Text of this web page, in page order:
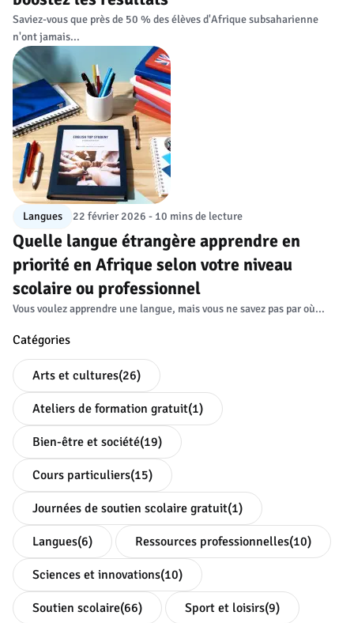
Saviez-vous que près de 50 % des élèves d'Afrique subsaharienne
n'ont jamais...
Langues 22 février 2026 - 10 mins de lecture
Quelle langue étrangère apprendre en
priorité en Afrique selon votre niveau
scolaire ou professionnel
Vous voulez apprendre une langue, mais vous ne savez pas par où...
Catégories
Arts et cultures(26)
Ateliers de formation gratuit(1)
Bien-être et société(19)
Cours particuliers(15)
Journées de soutien scolaire gratuit(1)
Langues(6) Ressources professionnelles(10)
Sciences et innovations(10)
Soutien scolaire(66) Sport et loisirs(9)